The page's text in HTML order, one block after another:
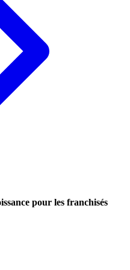
pour les franchisés